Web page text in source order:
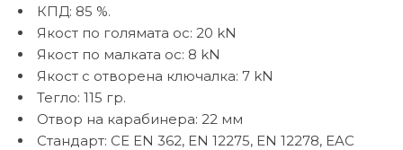
КПД: 85 %.
Якост по голямата ос: 20 kN
Якост по малката ос: 8 kN
Якост с отворена ключалка: 7 kN
Тегло: 115 гр.
Отвор на карабинера: 22 мм
Стандарт: CE EN 362, EN 12275, EN 12278, EAC